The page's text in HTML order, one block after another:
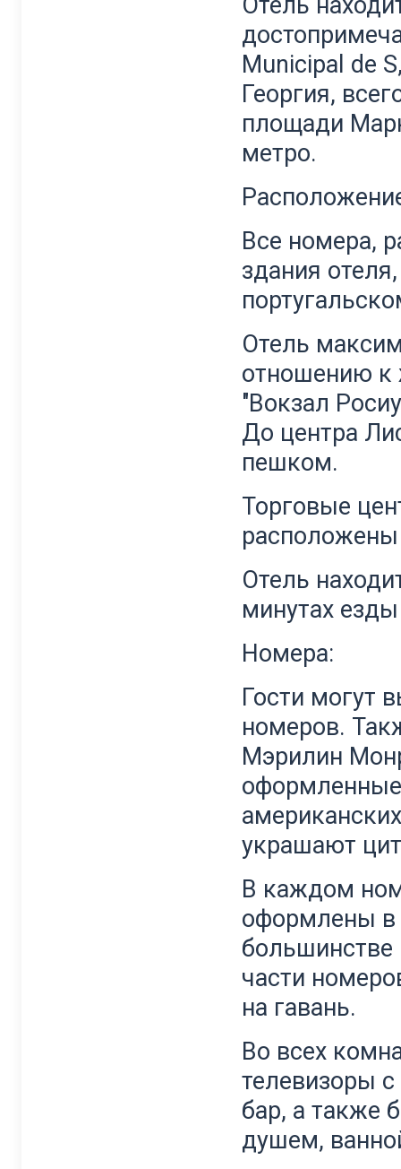
Municipal de
Георгия,
площади
метро.
Все номера,
здания
Отель
отношению к
"Вокзал
До центра
пешком.
Торговые
Отель
минутах
Номера:
Гости могут
номеров.
Мэрилин
украшают
В каждом
оформлены в
большинстве
части
на гавань.
Во всех
телевизоры
бар, а также
душем,